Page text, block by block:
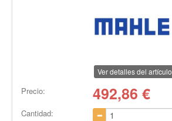
Ver detalles del artículo
Precio: 492,86 €
Cantidad: